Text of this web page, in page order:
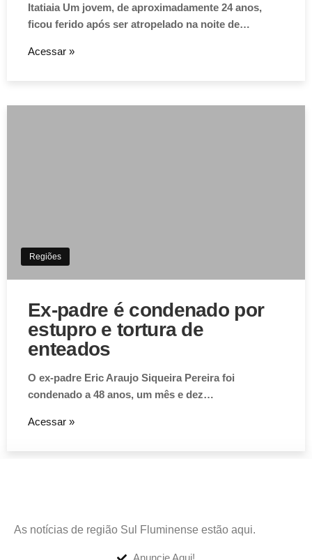
Itatiaia Um jovem, de aproximadamente 24 anos,
ficou ferido após ser atropelado na noite de…
Acessar »
Regiões
Ex-padre é condenado por
estupro e tortura de
enteados
O ex-padre Eric Araujo Siqueira Pereira foi
condenado a 48 anos, um mês e dez…
Acessar »
As notícias de região Sul Fluminense estão aqui.
Anuncie Aqui!